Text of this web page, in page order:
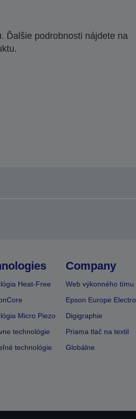
Ďalšie podrobnosti nájdete na
Heat-Free
Micro Piezo
technológie
technológie
Company
Web výkonného tímu
Epson Europe
Digigraphie
Priama tlač na textil
Globálne